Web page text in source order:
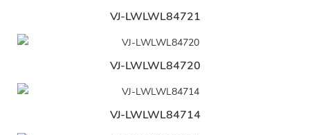
VJ-LWLWL84721
VJ-LWLWL84720
VJ-LWLWL84714